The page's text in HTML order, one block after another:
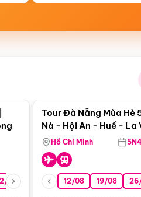
08 26/08 05/09 09/09
Tour Đà Nẵng Mùa Hè
Nà - Hội An - Huế - La
Động Thiên Đường
Hồ Chí Minh
12/08 19/08